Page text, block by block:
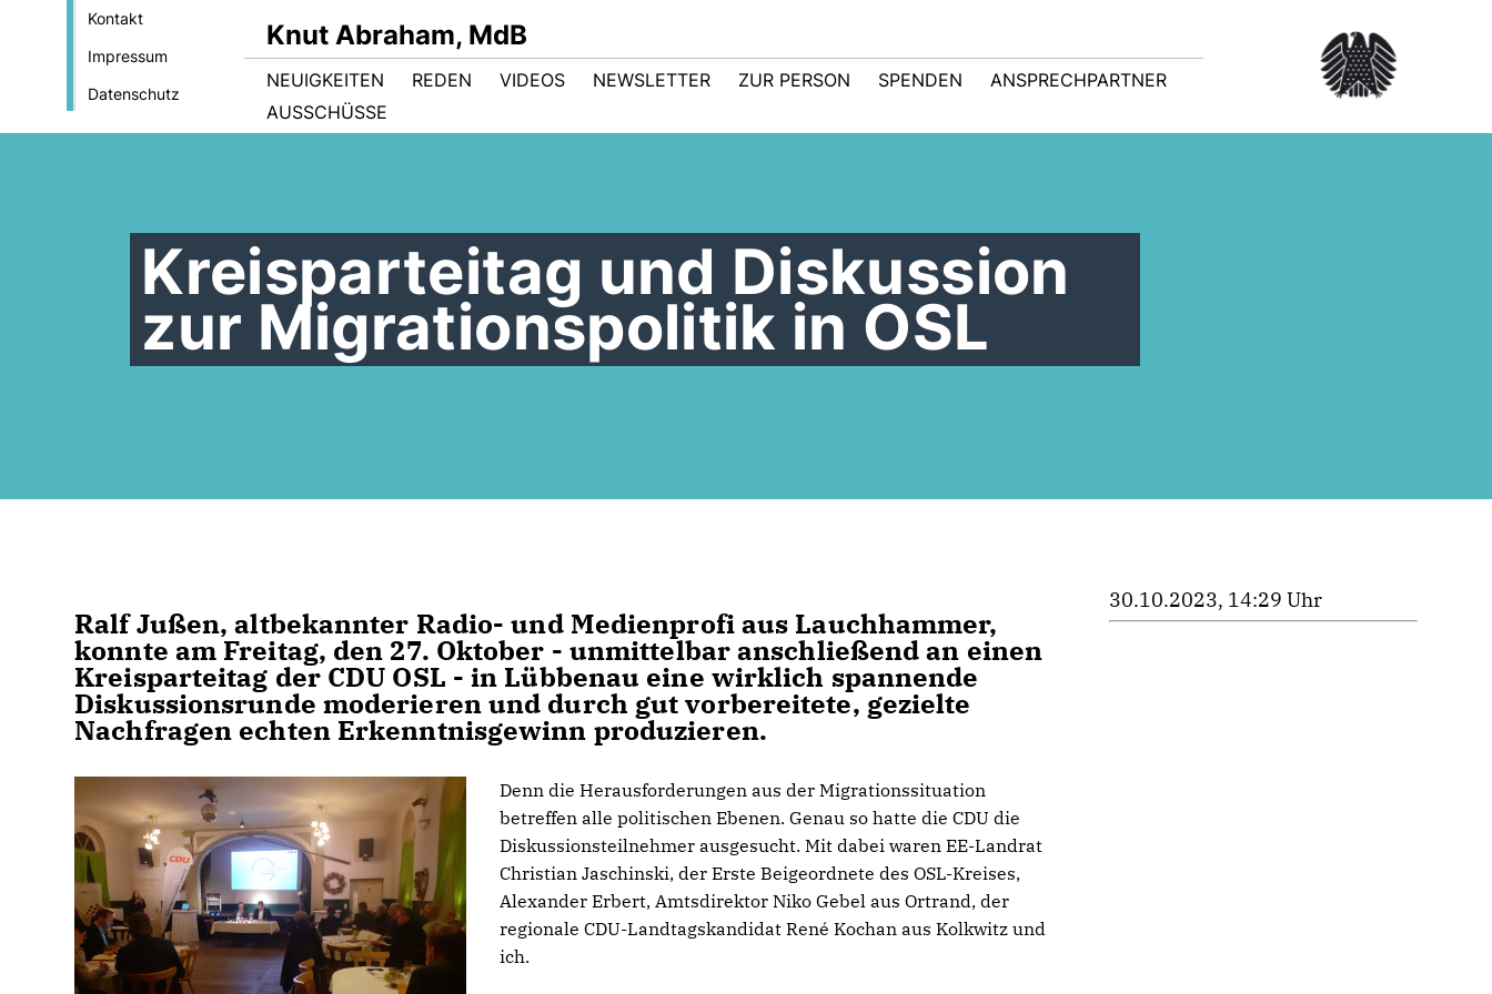
Kontakt
Impressum
Datenschutz
Knut Abraham, MdB
NEUIGKEITEN REDEN VIDEOS NEWSLETTER ZUR PERSON SPENDEN
ANSPRECHPARTNER
AUSSCHÜSSE
Kreisparteitag und Diskussion
zur Migrationspolitik in OSL
Ralf Jußen, altbekannter Radio- und Medienprofi aus Lauchhammer,
konnte am Freitag, den 27. Oktober - unmittelbar anschließend an einen
Kreisparteitag der CDU OSL - in Lübbenau eine wirklich spannende
Diskussionsrunde moderieren und durch gut vorbereitete, gezielte
Nachfragen echten Erkenntnisgewinn produzieren.
Denn die Herausforderungen aus der Migrationssituation
betreffen alle politischen Ebenen. Genau so hatte die CDU die
Diskussionsteilnehmer ausgesucht. Mit dabei waren EE-Landrat
Christian Jaschinski, der Erste Beigeordnete des OSL-Kreises,
Alexander Erbert, Amtsdirektor Niko Gebel aus Ortrand, der
regionale CDU-Landtagskandidat René Kochan aus Kolkwitz und
ich.
30.10.2023, 14:29 Uhr